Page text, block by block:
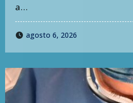
a…
agosto 6, 2026